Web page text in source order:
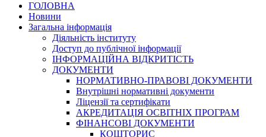
ГОЛОВНА
Новини
Загальна інформація
Діяльність інституту
Доступ до публічної інформації
ІНФОРМАЦІЙНА ВІДКРИТІСТЬ
ДОКУМЕНТИ
НОРМАТИВНО-ПРАВОВІ ДОКУМЕНТИ
Внутрішні нормативні документи
Ліцензії та сертифікати
АКРЕДИТАЦІЯ ОСВІТНІХ ПРОГРАМ
ФІНАНСОВІ ДОКУМЕНТИ
КОШТОРИС